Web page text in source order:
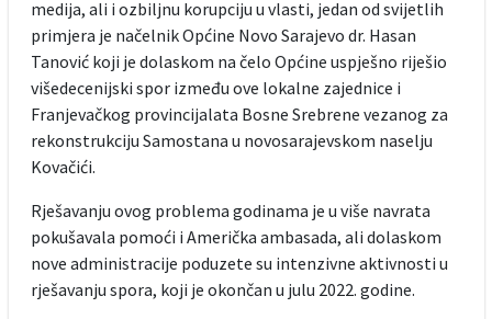
medija, ali i ozbiljnu korupciju u vlasti, jedan od svijetlih
primjera je načelnik Općine Novo Sarajevo dr. Hasan
Tanović koji je dolaskom na čelo Općine uspješno riješio
višedecenijski spor između ove lokalne zajednice i
Franjevačkog provincijalata Bosne Srebrene vezanog za
rekonstrukciju Samostana u novosarajevskom naselju
Kovačići.
Rješavanju ovog problema godinama je u više navrata
pokušavala pomoći i Američka ambasada, ali dolaskom
nove administracije poduzete su intenzivne aktivnosti u
rješavanju spora, koji je okončan u julu 2022. godine.